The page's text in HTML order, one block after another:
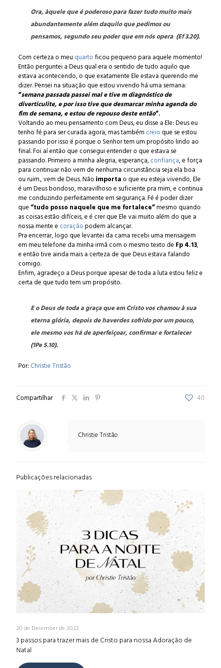
Ora, àquele que é poderoso para fazer tudo muito mais
abundantemente além daquilo que pedimos ou
pensamos, segundo seu poder que em nós opera (Ef 3.20).
Com certeza o meu quartoficou pequeno para aquele momento!
Então perguntei a Deus qual era o sentido de tudo aquilo que
estava acontecendo, o que exatamente Ele estava querendo me
dizer. Pensei na situação que estou vivendo há uma semana:
“semana passada passei mal e tive m diagnóstico de
diverticulite, e por isso tive que desmarcar minha agenda do
fim de semana, e estou de repouso deste então“.
Voltando ao meu pensamento com Deus, eu disse a Ele: Deus eu
tenho fé para ser curada agora, mas também creio que se estou
passando por isso é porque o Senhor tem um propósito lindo ao
final. Foi aí então que consegui entender o que estava se
passando. Primeiro a minha alegria, esperança,confiança, e força
para continuar não vem de nenhuma circunstância seja ela boa
ou ruim., vem de Deus. Não importa o que eu esteja vivendo, Ele
é um Deus bondoso, maravilhoso e suficiente pra mim, e continua
me conduzindo perfeitamente em segurança. Fé é poder dizer
que“tudo posso naquele que me fortalece”mesmo quando
as coisas estão difíceis, e é crer que Ele vai muito além do que a
nossa mente e coraçãopodem alcançar.
Pra encerrar, logo que levantei da cama recebi uma mensagem
em meu telefone da minha irmã com o mesmo texto de Fp 4.13,
e então tive ainda mais a certeza de que Deus estava falando
comigo.
Enfim, agradeço a Deus porque apesar de toda a luta estou feliz e
certa de que tudo tem um propósito.
E o Deus de toda a graça que em Cristo vos chamou à sua
eterna glória, depois de haverdes sofrido por um pouco,
ele mesmo vos há de aperfeiçoar, confirmar e fortalecer
(1Pe 5.10).
Por: Christie Tristão
Compartilhar 40
Christie Tristão
Publicações relacionadas
20 de December de 2022
3 passos para trazer mais de Cristo para nossa Adoração de
Natal